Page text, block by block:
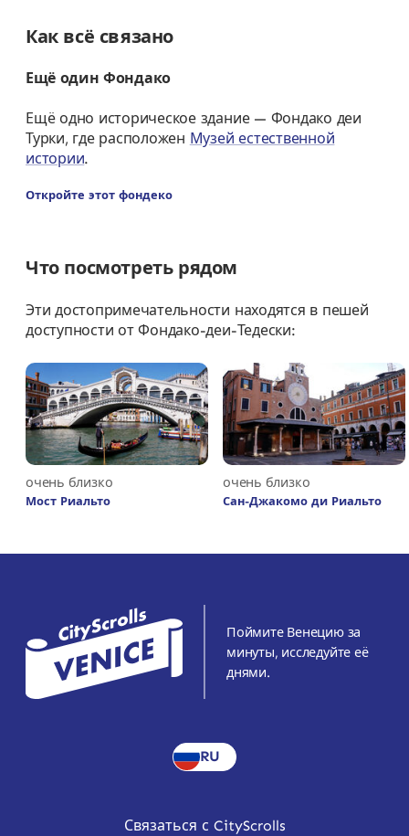
Как всё связано
Ещё один Фондако
Ещё одно историческое здание — Фондако деи
Турки, где расположен Музей естественной
истории.
Откройте этот фондеко
Что посмотреть рядом
Эти достопримечательности находятся в пешей
доступности от Фондако-деи-Тедески:
очень близко
Мост Риальто
очень близко
Сан-Джакомо ди Риальто
Поймите Венецию за
минуты, исследуйте её
днями.
RU
Связаться с CityScrolls